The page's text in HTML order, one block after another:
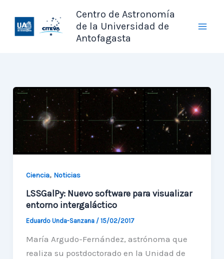
contenido
Centro de Astronomía
de la Universidad de
Antofagasta
Ciencia, Noticias
LSSGalPy: Nuevo software para visualizar
entorno intergaláctico
Eduardo Unda-Sanzana / 15/02/2017
María Argudo-Fernández, astrónoma que
realiza su postdoctorado en la Unidad de